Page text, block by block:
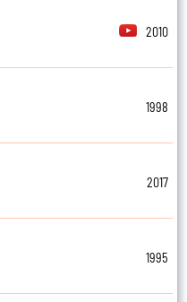
2010
1998
2017
1995